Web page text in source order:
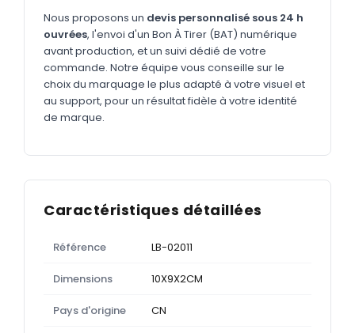
Bureau & écriture
Sacs & voyages
Verres & déjeuner
Technologie
Nous proposons un devis personnalisé sous 24 h
ouvrées, l'envoi d'un Bon À Tirer (BAT) numérique
avant production, et un suivi dédié de votre
commande. Notre équipe vous conseille sur le
choix du marquage le plus adapté à votre visuel et
au support, pour un résultat fidèle à votre identité
de marque.
Caractéristiques détaillées
Référence LB-02011
Dimensions 10X9X2CM
Pays d'origine CN